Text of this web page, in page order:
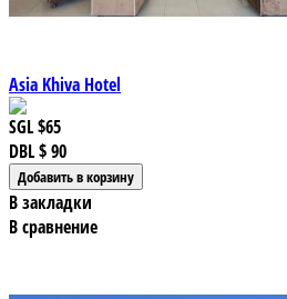
Asia Khiva Hotel
SGL$65
DBL$ 90
В закладки
В сравнение